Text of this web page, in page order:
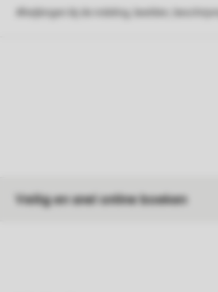
Veilig en snel online boeken